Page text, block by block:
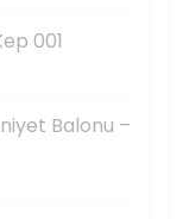
001
Balonu –